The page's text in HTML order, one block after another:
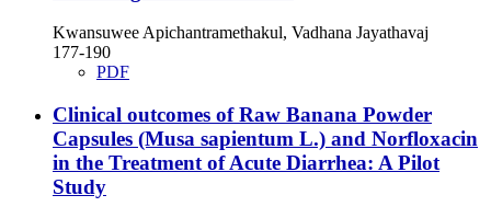
Kwansuwee Apichantramethakul, Vadhana Jayathavaj
177-190
PDF
Clinical outcomes of Raw Banana Powder
Capsules (Musa sapientum L.) and Norfloxacin
in the Treatment of Acute Diarrhea: A Pilot
Study